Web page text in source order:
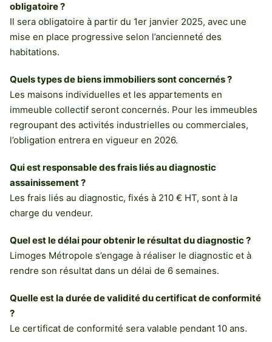
obligatoire ?
Il sera obligatoire à partir du 1er janvier 2025, avec une
mise en place progressive selon l’ancienneté des
habitations.
Quels types de biens immobiliers sont concernés ?
Les maisons individuelles et les appartements en
immeuble collectif seront concernés. Pour les immeubles
regroupant des activités industrielles ou commerciales,
l’obligation entrera en vigueur en 2026.
Qui est responsable des frais liés au diagnostic
assainissement ?
Les frais liés au diagnostic, fixés à 210 € HT, sont à la
charge du vendeur.
Quel est le délai pour obtenir le résultat du diagnostic ?
Limoges Métropole s’engage à réaliser le diagnostic et à
rendre son résultat dans un délai de 6 semaines.
Quelle est la durée de validité du certificat de conformité
?
Le certificat de conformité sera valable pendant 10 ans.